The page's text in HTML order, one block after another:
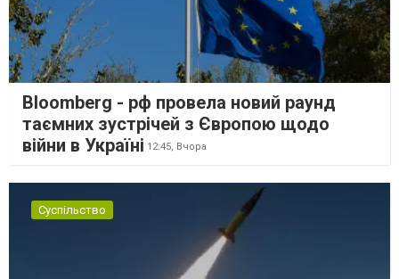
Bloomberg - рф провела новий раунд
таємних зустрічей з Європою щодо
війни в Україні 12:45, Вчора
Суспільство